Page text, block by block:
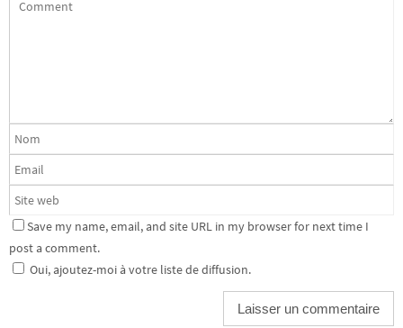
Save my name, email, and site URL in my browser for next time I
post a comment.
Oui, ajoutez-moi à votre liste de diffusion.